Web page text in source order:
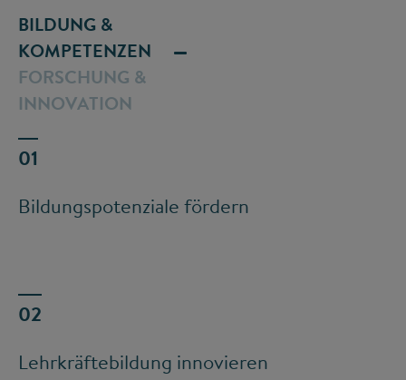
BILDUNG &
KOMPETENZEN
Bildungspotenziale fördern
Lehrkräftebildung innovieren
FORSCHUNG &
INNOVATION